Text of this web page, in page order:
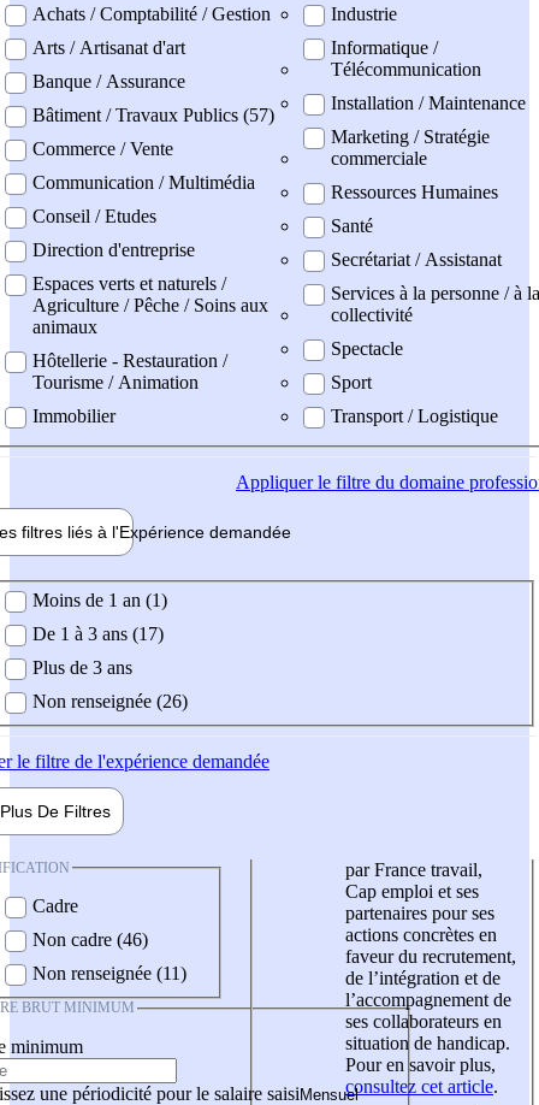
professionel
Achats / Comptabilité / Gestion
Arts / Artisanat d'art
Banque / Assurance
Bâtiment / Travaux Publics (57)
Commerce / Vente
Communication / Multimédia
Conseil / Etudes
Direction d'entreprise
Espaces verts et naturels /
Agriculture / Pêche / Soins aux
animaux
Hôtellerie - Restauration /
Tourisme / Animation
Immobilier
Industrie
Informatique /
Télécommunication
Installation / Maintenance
Marketing / Stratégie
commerciale
Ressources Humaines
Santé
Secrétariat / Assistanat
Services à la personne / à la
collectivité
Spectacle
Sport
Transport / Logistique
Appliquerle filtre du domaine
filtres liés à l'Expérience demandée
demandée
Moins de 1 an (1)
De 1 à 3 ans (17)
Plus de 3 ans
Non renseignée (26)
le filtre de l'expérience demandée
Plus De Filtres
Cadre
Non cadre (46)
Non renseignée (11)
BRUT MINIMUM
minimum
une périodicité pour le salaire saisi
par France travail,
Cap emploi et ses
partenaires pour ses
actions concrètes en
faveur du recrutement,
de l’intégration et de
l’accompagnement de
ses collaborateurs en
situation de handicap.
Pour en savoir plus,
consultez cet article.